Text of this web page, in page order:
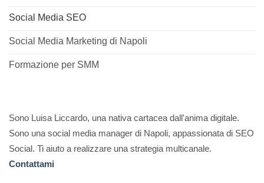
Social Media SEO
Social Media Marketing di Napoli
Formazione per SMM
Sono Luisa Liccardo, una nativa cartacea dall'anima digitale.
Sono una social media manager di Napoli, appassionata di SEO
Social. Ti aiuto a realizzare una strategia multicanale.
Contattami